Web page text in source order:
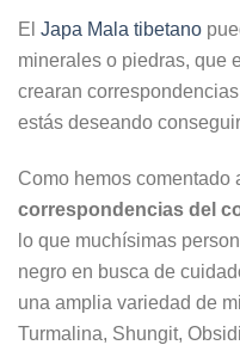
El Japa Mala tibetano
minerales o piedras, que
crearan
estás deseando
Como hemos comentado
correspondencias del
lo que muchísimas
negro en busca de
una amplia variedad de
Turmalina, Shungit,